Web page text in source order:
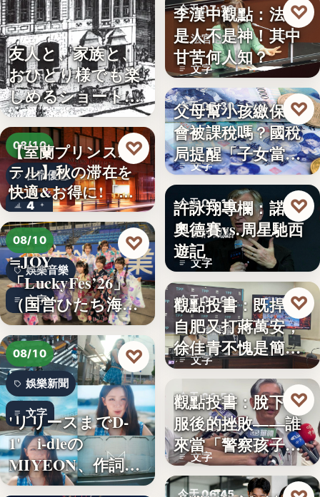
友人と、家族と、
おひとり様でも楽
しめるショート・
コンサー…
08/10
住宿優惠
4
【室蘭プリンスホ
テル】秋の滞在を
快適&お得に!「じ
ゃらん…
♡
08/10
娛樂音樂
文字
≒JOY
「LuckyFes’26」
（国営ひたち海浜
公園…
♡
08/10
娛樂新聞
文字
'リリースまでD-
1' i-dleの
MIYEON、作詞
に…
♡
今天 07:30
法官過勞
文字
李漢中觀點：法官
是人不是神！其中
甘苦何人知？
♡
今天 07:30
稅務理財
文字
父母幫小孩繳保費
會被課稅嗎？國稅
局提醒「子女當要
保人」恐…
♡
今天 07:10
影評觀點
文字
許詠翔專欄：諾蘭
奧德賽vs.周星馳西
遊記
♡
今天 07:00
政治評論
文字
觀點投書：既捍衛
自肥又打蔣萬安，
徐佳青不愧是簡舒
培的師父
♡
今天 06:50
警察家庭
文字
觀點投書：脫下制
服後的挫敗——誰
來當「警察孩子」
的保母？
♡
今天 06:45